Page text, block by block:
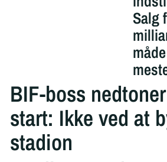
Salg
BIF-boss
start: Ikke ved at
stadion